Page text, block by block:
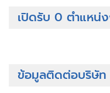
เปิดรับ 0 ตำแหน่
ข้อมูลติดต่อบริษัท